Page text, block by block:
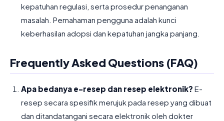
kepatuhan regulasi, serta prosedur penanganan
masalah. Pemahaman pengguna adalah kunci
keberhasilan adopsi dan kepatuhan jangka panjang.
Frequently Asked Questions (FAQ)
Apa bedanya e-resep dan resep elektronik? E-
resep secara spesifik merujuk pada resep yang dibuat
dan ditandatangani secara elektronik oleh dokter